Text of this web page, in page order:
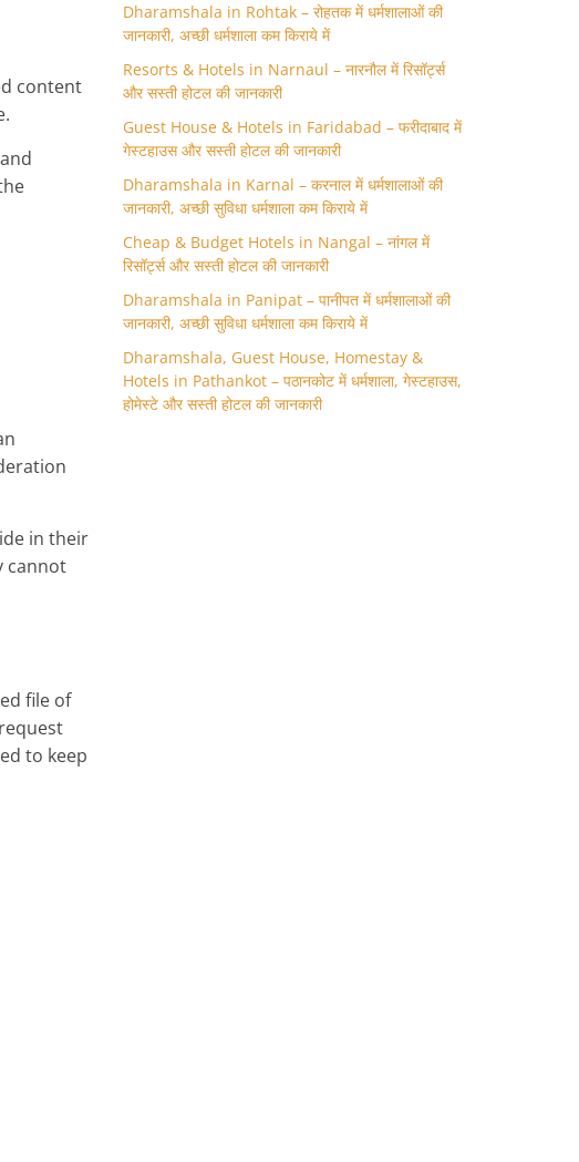
content
in their
cannot
file of
to keep
Dharamshala in Rohtak – रोहतक में धर्मशालाओं की
जानकारी, अच्छी धर्मशाला कम किराये में
Resorts & Hotels in Narnaul – नारनौल में रिसॉर्ट्स
और सस्ती होटल की जानकारी
Guest House & Hotels in Faridabad – फरीदाबाद में
गेस्टहाउस और सस्ती होटल की जानकारी
Dharamshala in Karnal – करनाल में धर्मशालाओं की
जानकारी, अच्छी सुविधा धर्मशाला कम किराये में
Cheap & Budget Hotels in Nangal – नांगल में
रिसॉर्ट्स और सस्ती होटल की जानकारी
Dharamshala in Panipat – पानीपत में धर्मशालाओं की
जानकारी, अच्छी सुविधा धर्मशाला कम किराये में
Dharamshala, Guest House, Homestay &
Hotels in Pathankot – पठानकोट में धर्मशाला, गेस्टहाउस,
होमेस्टे और सस्ती होटल की जानकारी